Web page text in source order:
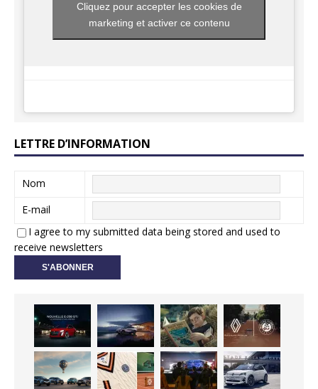
Cliquez pour accepter les cookies de
marketing et activer ce contenu
LETTRE D’INFORMATION
Nom
E-mail
I agree to my submitted data being stored and used to
receive newsletters